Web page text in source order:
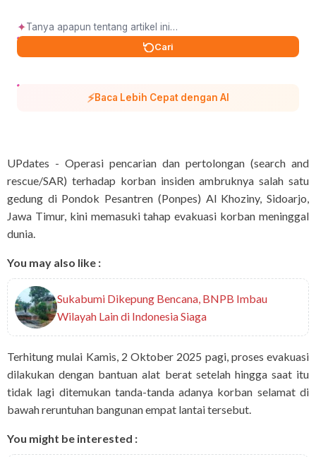
✦
Cari
⚡Baca Lebih Cepat dengan AI
UPdates - Operasi pencarian dan pertolongan (search and
rescue/SAR) terhadap korban insiden ambruknya salah satu
gedung di Pondok Pesantren (Ponpes) Al Khoziny, Sidoarjo,
Jawa Timur, kini memasuki tahap evakuasi korban meninggal
dunia.
You may also like :
Sukabumi Dikepung Bencana, BNPB Imbau
Wilayah Lain di Indonesia Siaga
Terhitung mulai Kamis, 2 Oktober 2025 pagi, proses evakuasi
dilakukan dengan bantuan alat berat setelah hingga saat itu
tidak lagi ditemukan tanda-tanda adanya korban selamat di
bawah reruntuhan bangunan empat lantai tersebut.
You might be interested :